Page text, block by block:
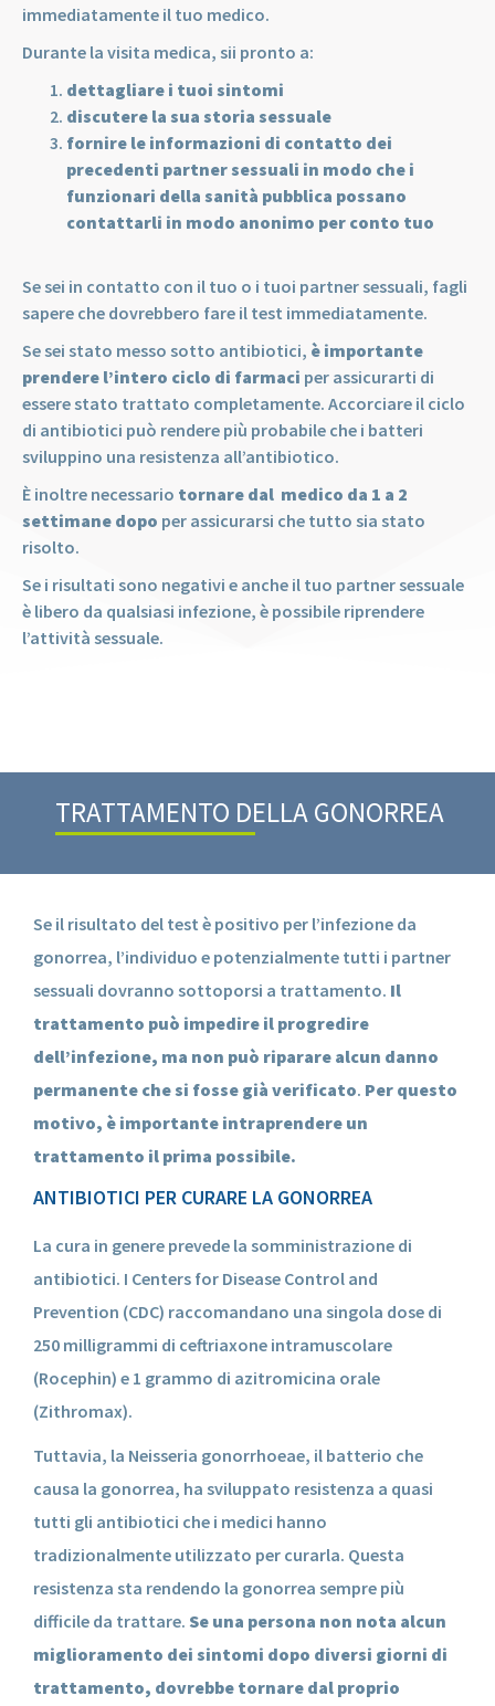
immediatamente il tuo medico.
Durante la visita medica, sii pronto a:
dettagliare i tuoi sintomi
discutere la sua storia sessuale
fornire le informazioni di contatto dei
precedenti partner sessuali in modo che i
funzionari della sanità pubblica possano
contattarli in modo anonimo per conto tuo
Se sei in contatto con il tuo o i tuoi partner sessuali, fagli
sapere che dovrebbero fare il test immediatamente.
Se sei stato messo sotto antibiotici, è importante
prendere l’intero ciclo di farmaci per assicurarti di
essere stato trattato completamente. Accorciare il ciclo
di antibiotici può rendere più probabile che i batteri
sviluppino una resistenza all’antibiotico.
È inoltre necessario tornare dal medico da 1 a 2
settimane dopo per assicurarsi che tutto sia stato
risolto.
Se i risultati sono negativi e anche il tuo partner sessuale
è libero da qualsiasi infezione, è possibile riprendere
l’attività sessuale.
TRATTAMENTO DELLA GONORREA
Se il risultato del test è positivo per l’infezione da
gonorrea, l’individuo e potenzialmente tutti i partner
sessuali dovranno sottoporsi a trattamento. Il
trattamento può impedire il progredire
dell’infezione, ma non può riparare alcun danno
permanente che si fosse già verificato. Per questo
motivo, è importante intraprendere un
trattamento il prima possibile.
ANTIBIOTICI PER CURARE LA GONORREA
La cura in genere prevede la somministrazione di
antibiotici. I Centers for Disease Control and
Prevention (CDC) raccomandano una singola dose di
250 milligrammi di ceftriaxone intramuscolare
(Rocephin) e 1 grammo di azitromicina orale
(Zithromax).
Tuttavia, la Neisseria gonorrhoeae, il batterio che
causa la gonorrea, ha sviluppato resistenza a quasi
tutti gli antibiotici che i medici hanno
tradizionalmente utilizzato per curarla. Questa
resistenza sta rendendo la gonorrea sempre più
difficile da trattare. Se una persona non nota alcun
miglioramento dei sintomi dopo diversi giorni di
trattamento, dovrebbe tornare dal proprio